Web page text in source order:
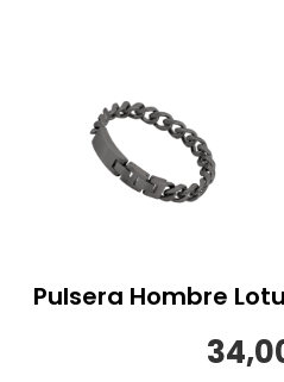
Pulsera Hombre